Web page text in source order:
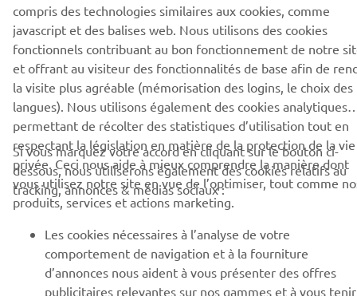
© Copyright - 2026 Yamaha Motor Europe N.V. - All Rights
Reserved
Politique de confidentialité CookiesConditions d'utilisation
compris des technologies similaires aux cookies, comme
javascript et des balises web. Nous utilisons des cookies
fonctionnels contribuant au bon fonctionnement de notre
et offrant au visiteur des fonctionnalités de base afin de
la visite plus agréable (mémorisation des logins, le choix des
langues). Nous utilisons également des cookies analytiques
permettant de récolter des statistiques d’utilisation tout en
respectant la législation en matière de la protection de la vie
privée. Ceci nous aide à mieux comprendre la manière dont
vous utilisez notre site en vue de l’optimiser, tout comme
produits, services et actions marketing.
Si vous marquez votre accord en cliquant sur le bouton ci-
dessous, nous utiliserons également des cookies relatifs au
tracking, annonces & médias sociaux :
Les cookies nécessaires à l’analyse de votre
comportement de navigation et à la fourniture
d’annonces nous aident à vous présenter des offres
publicitaires relevantes sur nos gammes et à vous tenir